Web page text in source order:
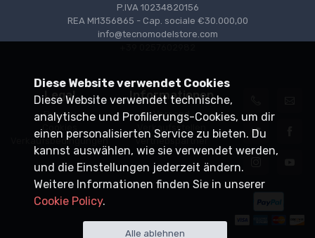
P.IVA 10234820156
REA MI1356865 - Cap. sociale €30.000,00
info@tecnomodelstore.com
Legal
Privacy
Cookies
Verkaufsbedingungen
Informationen
Versand
Verkaufsstellen
Vertriebspartner
Diese Website verwendet Cookies
Diese Website verwendet technische,
analytische und Profilierungs-Cookies, um dir
einen personalisierten Service zu bieten. Du
kannst auswählen, wie sie verwendet werden,
und die Einstellungen jederzeit ändern.
Weitere Informationen finden Sie in unserer
Cookie Policy.
Alle ablehnen